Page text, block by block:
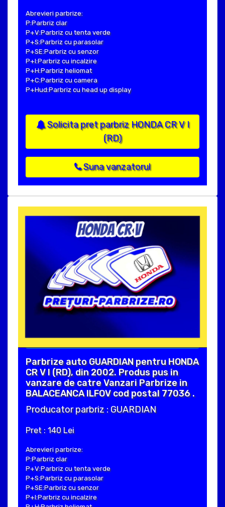
Abrevieri parbrize:
P:Parbriz clar
P+V:Parbriz cu tenta verde
P+S:Parbriz cu parasolar
P+SE:Parbriz cu senzor
P+I:Parbriz cu incalzire
P+H:Parbriz heliomat
P+C:Parbriz cu camera
P+Hud:Parbriz cu head up display
Solicita pret parbriz HONDA CR V I
(RD)
Suna vanzatorul
Parbrize auto GUARDIAN pentru HONDA
CR V I (RD), din 2002. Produs pus in
vanzare de catre Vanzari Parbrize in
BALACEANCA ILFOV cod postal 77036 .
Producator parbriz : GUARDIAN
Pret : 140 Lei
Abrevieri parbrize:
P:Parbriz clar
P+V:Parbriz cu tenta verde
P+S:Parbriz cu parasolar
P+SE:Parbriz cu senzor
P+I:Parbriz cu incalzire